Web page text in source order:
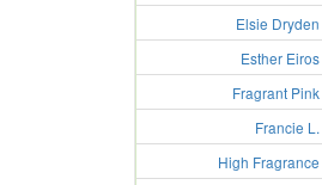
Elsie Dryden
Esther Eiros
Fragrant Pink
Francie L.
High Fragrance